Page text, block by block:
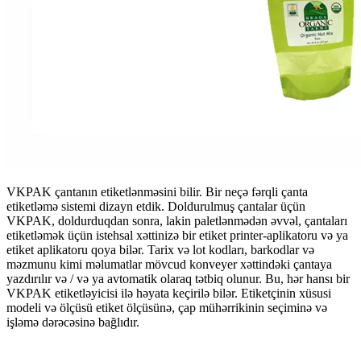
VKPAK çantanın etiketlənməsini bilir. Bir neçə fərqli çanta
etiketləmə sistemi dizayn etdik. Doldurulmuş çantalar üçün
VKPAK, doldurduqdan sonra, lakin paletlənmədən əvvəl, çantaları
etiketləmək üçün istehsal xəttinizə bir etiket printer-aplikatoru və ya
etiket aplikatoru qoya bilər. Tarix və lot kodları, barkodlar və
məzmunu kimi məlumatlar mövcud konveyer xəttindəki çantaya
yazdırılır və / və ya avtomatik olaraq tətbiq olunur. Bu, hər hansı bir
VKPAK etiketləyicisi ilə həyata keçirilə bilər. Etiketçinin xüsusi
modeli və ölçüsü etiket ölçüsünə, çap mühərrikinin seçiminə və
işləmə dərəcəsinə bağlıdır.